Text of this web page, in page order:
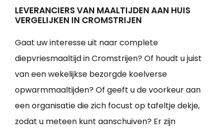
LEVERANCIERS VAN MAALTIJDEN AAN HUIS
VERGELIJKEN IN CROMSTRIJEN
Gaat uw interesse uit naar complete
diepvriesmaaltijd in Cromstrijen? Of houdt u juist
van een wekelijkse bezorgde koelverse
opwarmmaaltijden? Of geeft u de voorkeur aan
een organisatie die zich focust op tafeltje dekje,
zodat u meteen kunt aanschuiven? Er zijn